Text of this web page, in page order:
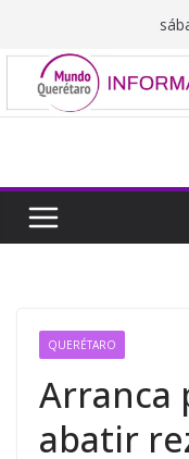
contenido
QUERÉTARO
Arranca
abatir